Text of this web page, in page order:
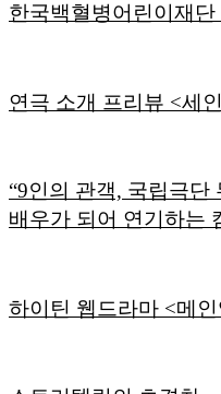
한국백혈병어린이재
연극 소개 프리뷰 <세
“9인의 관객, 국립극단
배우가 되어 연기하는
하이틴 웹드라마 <메